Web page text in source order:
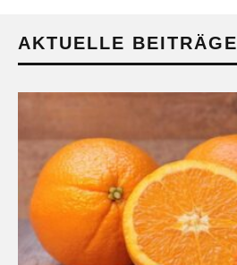
AKTUELLE BEITRÄGE